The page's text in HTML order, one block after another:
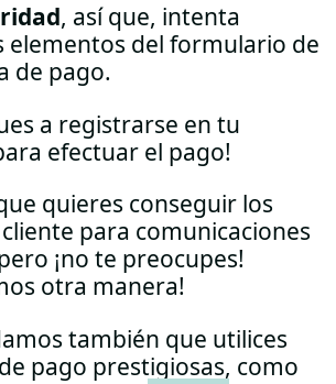
, así que, intenta
elementos del formulario de
de pago.
a registrarse en tu
efectuar el pago!
quieres conseguir los
para comunicaciones
¡no te preocupes!
otra manera!
también que utilices
pago prestigiosas, como